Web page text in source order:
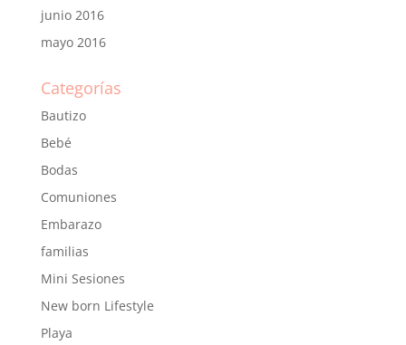
junio 2016
mayo 2016
Categorías
Bautizo
Bebé
Bodas
Comuniones
Embarazo
familias
Mini Sesiones
New born Lifestyle
Playa